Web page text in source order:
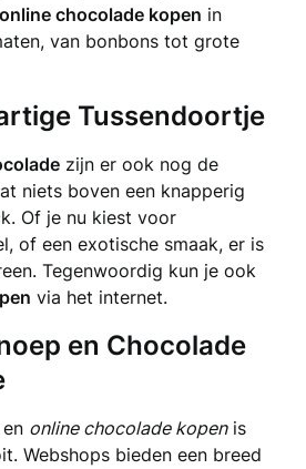
online chocolade kopen in
van bonbons tot grote
Tussendoortje
zijn er ook nog de
niets boven een knapperig
Of je nu kiest voor
of een exotische smaak, er is
Tegenwoordig kun je ook
via het internet.
en Chocolade
online chocolade kopenis
Webshops bieden een breed